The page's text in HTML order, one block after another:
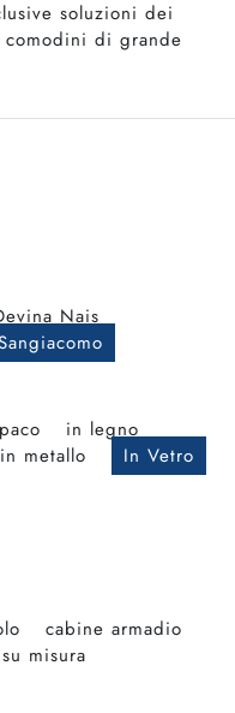
soluzioni dei
di grande
Nais
in legno
in metallo In Vetro
cabine armadio
su misura